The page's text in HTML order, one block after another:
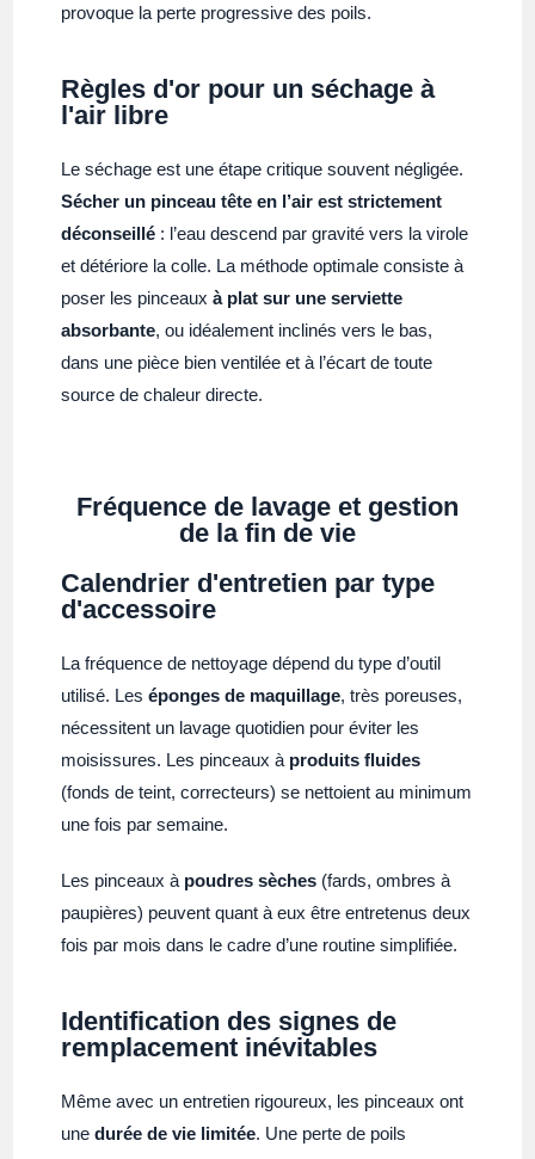
provoque la perte progressive des poils.
Règles d'or pour un séchage à
l'air libre
Le séchage est une étape critique souvent négligée.
Sécher un pinceau tête en l’air est strictement
déconseillé : l’eau descend par gravité vers la virole
et détériore la colle. La méthode optimale consiste à
poser les pinceauxà plat sur une serviette
absorbante, ou idéalement inclinés vers le bas,
dans une pièce bien ventilée et à l’écart de toute
source de chaleur directe.
Fréquence de lavage et gestion
de la fin de vie
Calendrier d'entretien par type
d'accessoire
La fréquence de nettoyage dépend du type d’outil
utilisé. Leséponges de maquillage, très poreuses,
nécessitent un lavage quotidien pour éviter les
moisissures. Les pinceaux à produits fluides
(fonds de teint, correcteurs) se nettoient au minimum
une fois par semaine.
Les pinceaux à poudres sèches (fards, ombres à
paupières) peuvent quant à eux être entretenus deux
fois par mois dans le cadre d’une routine simplifiée.
Identification des signes de
remplacement inévitables
Même avec un entretien rigoureux, les pinceaux ont
unedurée de vie limitée. Une perte de poils